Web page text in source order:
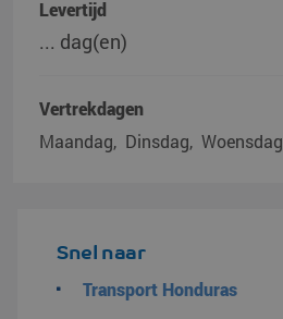
Levertijd
... dag(en)
Vertrekdagen
Maandag
Dinsdag Woensdag
Snel naar
Transport Honduras